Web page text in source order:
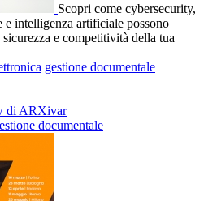
Scopri come cybersecurity,
e intelligenza artificiale possono
e competitività della tua
gestione documentale
di ARXivar
documentale